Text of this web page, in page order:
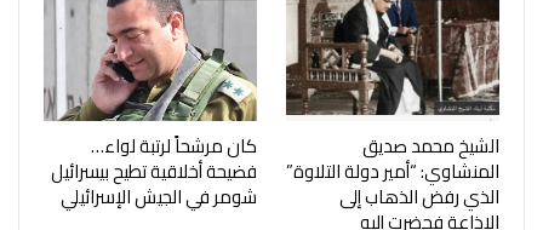
الشيخ محمد صديق
المنشاوي: “أمير دولة التلاوة”
الذي رفض الذهاب إلى
الإذاعة فحضرت إليه
كان مرشحاً لرتبة لواء…
فضيحة أخلاقية تطيح بيسرائيل
شومر في الجيش الإسرائيلي